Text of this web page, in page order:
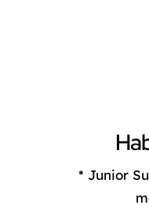
* Junior